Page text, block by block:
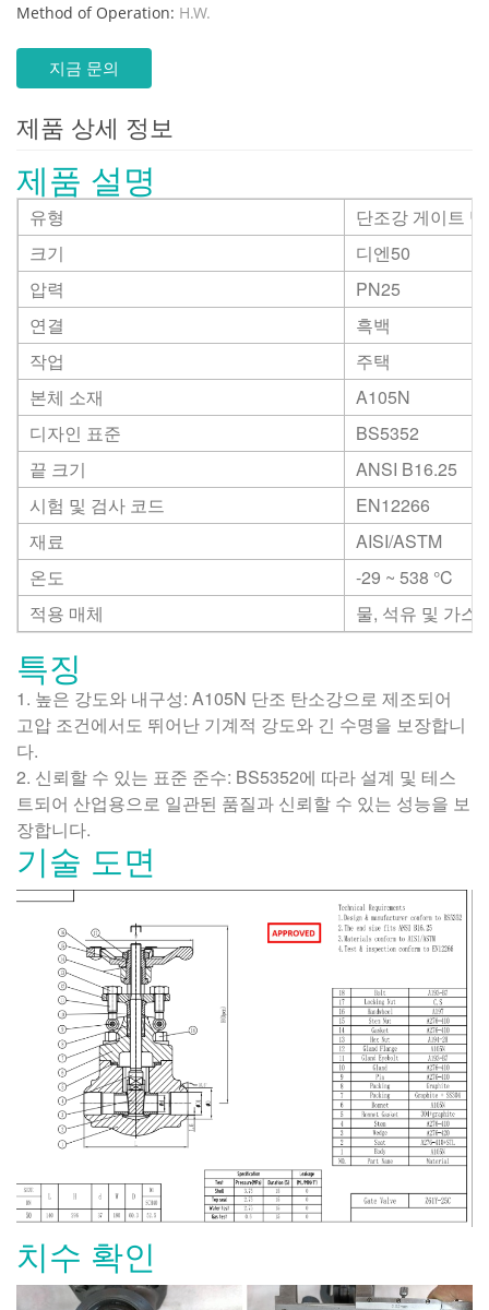
Method of Operation: H.W.
지금 문의
제품 상세 정보
제품 설명
유형
단조강 게이트
크기
디엔50
압력
PN25
연결
흑백
작업
주택
본체 소재
A105N
디자인 표준
BS5352
끝 크기
ANSI B16.25
시험 및 검사 코드
EN12266
재료
AISI/ASTM
온도
-29 ~ 538 °C
적용 매체
물, 석유 및 가스
특징
1. 높은 강도와 내구성: A105N 단조 탄소강으로 제조되어
고압 조건에서도 뛰어난 기계적 강도와 긴 수명을 보장합니
다.
2. 신뢰할 수 있는 표준 준수: BS5352에 따라 설계 및 테스
트되어 산업용으로 일관된 품질과 신뢰할 수 있는 성능을 보
장합니다.
기술 도면
치수 확인